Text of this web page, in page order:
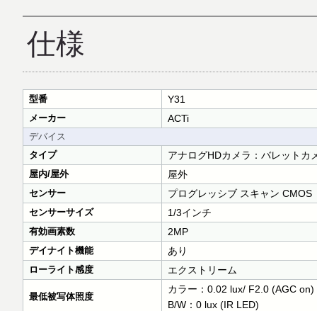
仕様
型番 Y31
メーカー ACTi
デバイス
タイプ
アナログHDカメラ：バレットカ
屋内/屋外 屋外
センサー プログレッシブ スキャン CMOS
センサーサイズ 1/3インチ
有効画素数 2MP
デイナイト機能 あり
ローライト感度 エクストリーム
最低被写体照度
カラー：0.02 lux/ F2.0 (AGC on)
B/W：0 lux (IR LED)